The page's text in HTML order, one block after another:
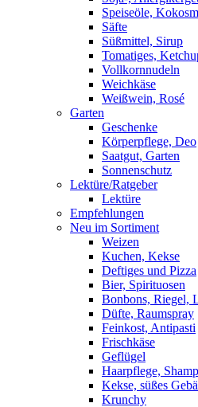
Speiseöle,
Säfte
Süßmittel, Sirup
Tomatiges,
Vollkornnudeln
Weichkäse
Weißwein, Rosé
Garten
Geschenke
Körperpflege, Deo
Saatgut, Garten
Sonnenschutz
Lektüre/Ratgeber
Lektüre
Empfehlungen
Neu im Sortiment
Weizen
Kuchen, Kekse
Deftiges und Pizza
Bier, Spirituosen
Bonbons, Riegel,
Düfte, Raumspray
Feinkost, Antipasti
Frischkäse
Geflügel
Haarpflege,
Kekse, süßes
Krunchy